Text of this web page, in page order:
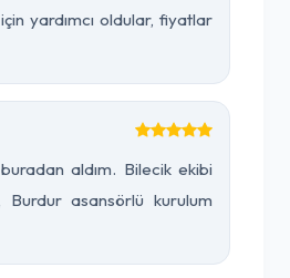
yardımcı oldular, fiyatlar
aldım. Bilecik ekibi
Burdur asansörlü kurulum